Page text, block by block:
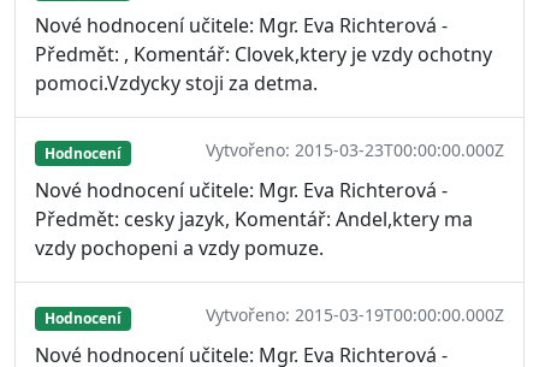
Nové hodnocení učitele: Mgr. Eva Richterová -
Předmět: , Komentář: Clovek,ktery je vzdy ochotny
pomoci.Vzdycky stoji za detma.
Hodnocení Vytvořeno: 2015-03-23T00:00:00.000Z
Nové hodnocení učitele: Mgr. Eva Richterová -
Předmět: cesky jazyk, Komentář: Andel,ktery ma
vzdy pochopeni a vzdy pomuze.
Hodnocení Vytvořeno: 2015-03-19T00:00:00.000Z
Nové hodnocení učitele: Mgr. Eva Richterová -